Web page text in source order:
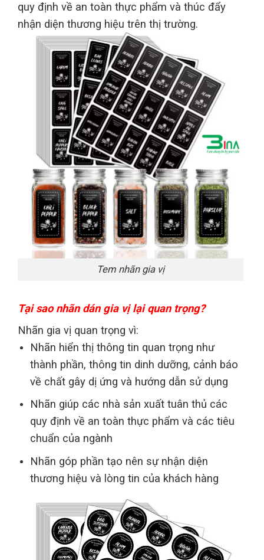
quy định về an toàn thực phẩm và thúc đẩy
nhận diện thương hiệu trên thị trường.
Tem nhãn gia vị
Tại sao nhãn dán gia vị lại quan trọng?
Nhãn gia vị quan trọng vì:
Nhãn hiển thị thông tin quan trọng như
thành phần, thông tin dinh dưỡng, cảnh báo
về chất gây dị ứng và hướng dẫn sử dụng
Nhãn giúp các nhà sản xuất tuân thủ các
quy định về an toàn thực phẩm và các tiêu
chuẩn của ngành
Nhãn góp phần tạo nên sự nhận diện
thương hiệu và lòng tin của khách hàng